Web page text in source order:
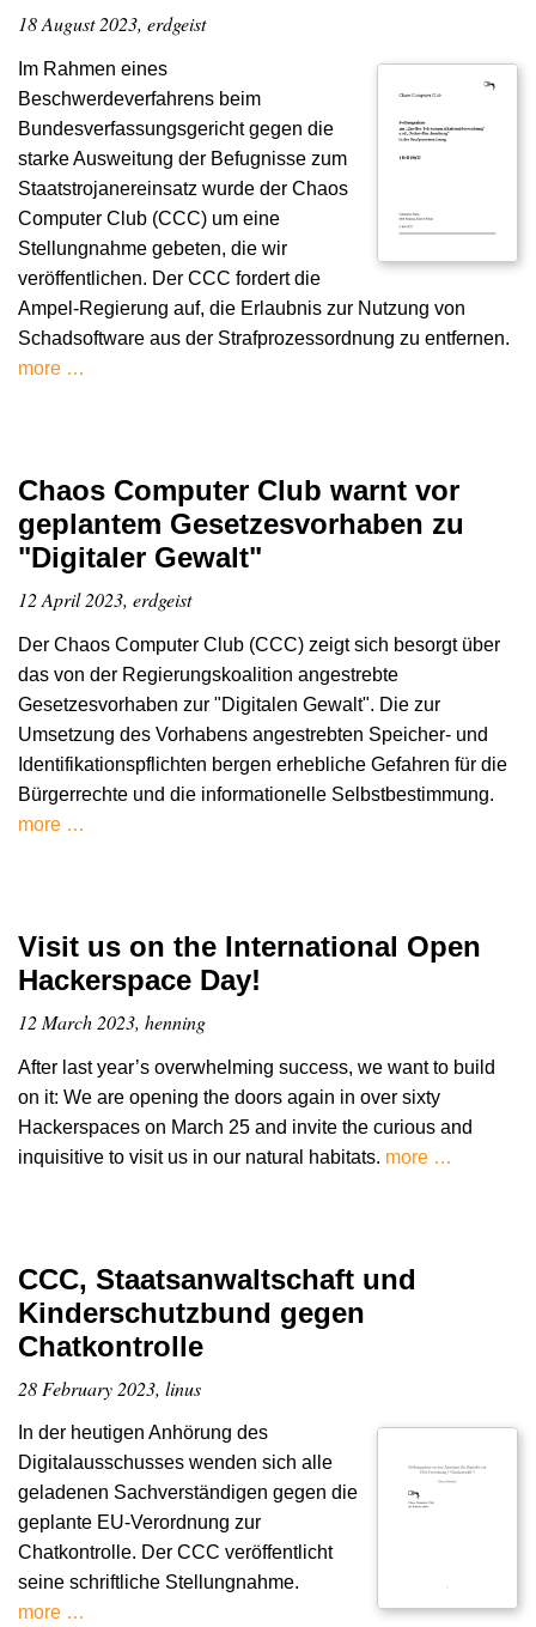
18 August 2023, erdgeist
Im Rahmen eines
Beschwerdeverfahrens beim
Bundesverfassungsgericht gegen die
starke Ausweitung der Befugnisse zum
Staatstrojanereinsatz wurde der Chaos
Computer Club (CCC) um eine
Stellungnahme gebeten, die wir
veröffentlichen. Der CCC fordert die
Ampel-Regierung auf, die Erlaubnis zur Nutzung von
Schadsoftware aus der Strafprozessordnung zu entfernen.
more …
Chaos Computer Club warnt vor
geplantem Gesetzesvorhaben zu
"Digitaler Gewalt"
12 April 2023, erdgeist
Der Chaos Computer Club (CCC) zeigt sich besorgt über
das von der Regierungskoalition angestrebte
Gesetzesvorhaben zur "Digitalen Gewalt". Die zur
Umsetzung des Vorhabens angestrebten Speicher- und
Identifikationspflichten bergen erhebliche Gefahren für die
Bürgerrechte und die informationelle Selbstbestimmung.
more …
Visit us on the International Open
Hackerspace Day!
12 March 2023, henning
After last year’s overwhelming success, we want to build
on it: We are opening the doors again in over sixty
Hackerspaces on March 25 and invite the curious and
inquisitive to visit us in our natural habitats. more …
CCC, Staatsanwaltschaft und
Kinderschutzbund gegen
Chatkontrolle
28 February 2023, linus
In der heutigen Anhörung des
Digitalausschusses wenden sich alle
geladenen Sachverständigen gegen die
geplante EU-Verordnung zur
Chatkontrolle. Der CCC veröffentlicht
seine schriftliche Stellungnahme.
more …